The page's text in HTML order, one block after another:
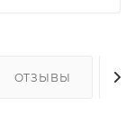
ОТЗЫВЫ